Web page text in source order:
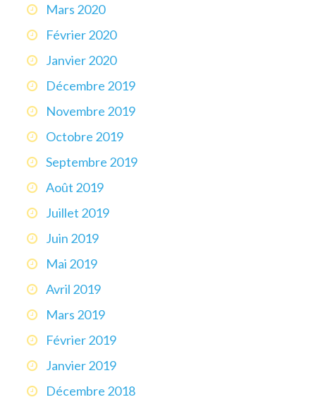
Mars 2020
Février 2020
Janvier 2020
Décembre 2019
Novembre 2019
Octobre 2019
Septembre 2019
Août 2019
Juillet 2019
Juin 2019
Mai 2019
Avril 2019
Mars 2019
Février 2019
Janvier 2019
Décembre 2018